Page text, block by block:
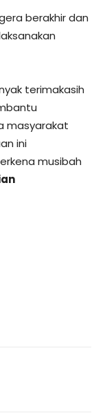
berakhir dan
terimakasih
masyarakat
ini
musibah